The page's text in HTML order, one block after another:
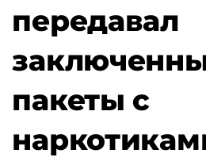
передавал
пакеты с